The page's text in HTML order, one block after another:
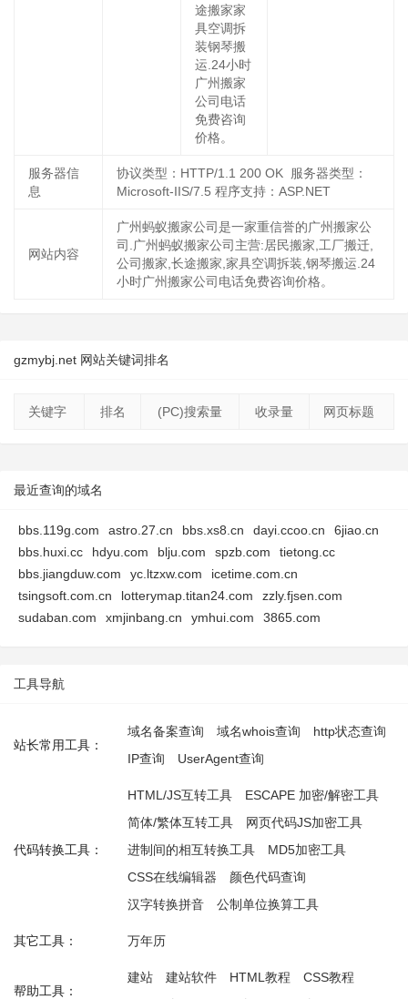
途搬家家
具空调拆
装钢琴搬
运.24小时
广州搬家
公司电话
免费咨询
价格。
服务器信
息
协议类型：HTTP/1.1 200 OK 服务器类型：
Microsoft-IIS/7.5 程序支持：ASP.NET
网站内容
广州蚂蚁搬家公司是一家重信誉的广州搬家公
司.广州蚂蚁搬家公司主营:居民搬家,工厂搬迁,
公司搬家,长途搬家,家具空调拆装,钢琴搬运.24
小时广州搬家公司电话免费咨询价格。
gzmybj.net 网站关键词排名
关键字 排名 (PC)搜索量 收录量 网页标题
最近查询的域名
bbs.119g.com astro.27.cn bbs.xs8.cn dayi.ccoo.cn
6jiao.cn
bbs.huxi.cc
hdyu.com blju.com spzb.com
tietong.cc
bbs.jiangduw.com
yc.ltzxw.com
icetime.com.cn
tsingsoft.com.cn
lotterymap.titan24.com
zzly.fjsen.com
sudaban.com
xmjinbang.cn ymhui.com 3865.com
工具导航
站长常用工具：
域名备案查询 域名whois查询
http状态查询
IP查询
UserAgent查询
代码转换工具：
HTML/JS互转工具
ESCAPE 加密/解密工具
简体/繁体互转工具
网页代码JS加密工具
进制间的相互转换工具
MD5加密工具
CSS在线编辑器
颜色代码查询
汉字转换拼音
公制单位换算工具
其它工具： 万年历
帮助工具：
建站 建站软件 HTML教程
CSS教程